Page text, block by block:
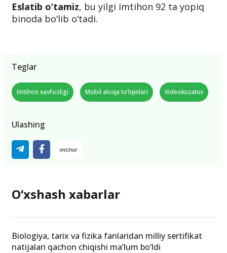
Eslatib o‘tamiz, bu yilgi imtihon 92 ta yopiq
binoda bo‘lib o‘tadi.
Teglar
Imtihon xavfsizligi Mobil aloqa to‘lqinlari Videokuzatuv
Ulashing
O‘xshash xabarlar
Biologiya, tarix va fizika fanlaridan milliy sertifikat
natijalari qachon chiqishi ma’lum bo‘ldi